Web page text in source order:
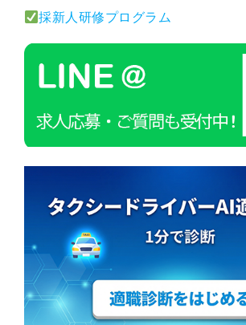
採新人研修プログラム